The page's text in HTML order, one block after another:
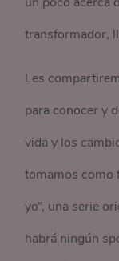
transformador,
Les
para conocer y
vida y los
tomamos como
yo”, una serie
habrá ningún